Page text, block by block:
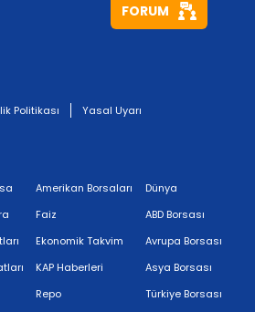
FORUM
Politikası Yasal Uyarı
Amerikan Borsaları
Faiz
Ekonomik Takvim
KAP Haberleri
Repo
Dünya
ABD Borsası
Avrupa Borsası
Asya Borsası
Türkiye Borsası